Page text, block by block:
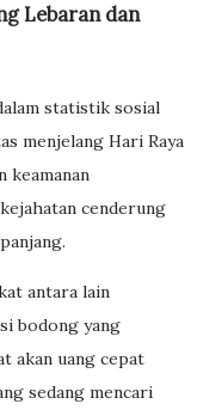
Lebaran dan
statistik sosial
menjelang Hari Raya
keamanan
cenderung
antara lain
bodong yang
akan uang cepat
sedang mencari